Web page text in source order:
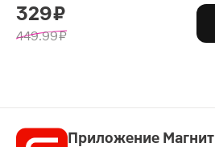
329 ₽
449.99 ₽
Приложение Магнит